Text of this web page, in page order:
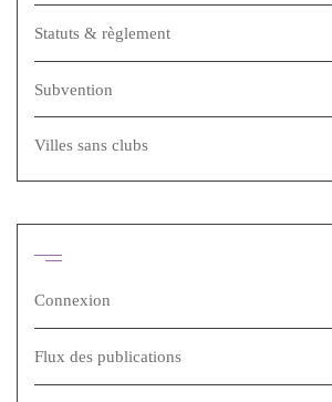
Statuts & règlement
Subvention
Villes sans clubs
Connexion
Flux des publications